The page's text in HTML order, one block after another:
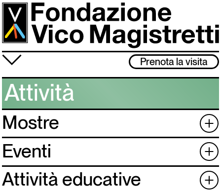
Salta
contenuto
principale
≡ Prenota la visita
Fondazione
Attività
Vico Magistretti
Visita
Archivio
Attività
+
Mostre
+
Eventi
+
Attività educative